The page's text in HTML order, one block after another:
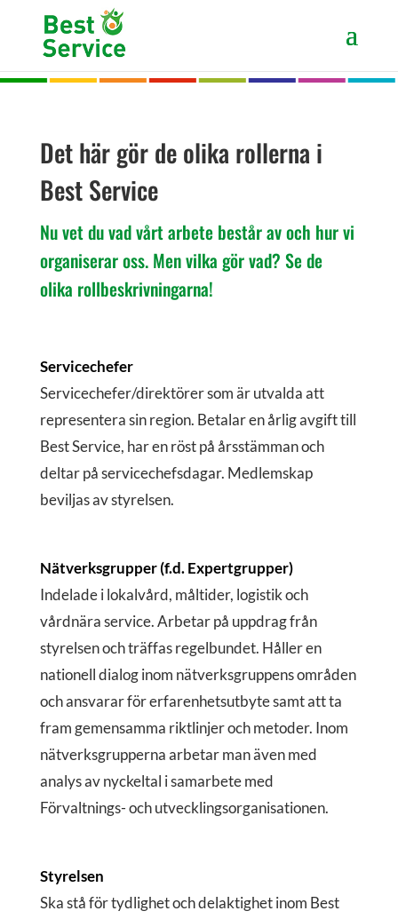
Det här gör de olika rollerna i
Best Service
Nu vet du vad vårt arbete består av och hur vi
organiserar oss. Men vilka gör vad? Se de
olika rollbeskrivningarna!
Servicechefer
Servicechefer/direktörer som är utvalda att
representera sin region. Betalar en årlig avgift till
Best Service, har en röst på årsstämman och
deltar på servicechefsdagar. Medlemskap
beviljas av styrelsen.
Nätverksgrupper (f.d. Expertgrupper)
Indelade i lokalvård, måltider, logistik och
vårdnära service. Arbetar på uppdrag från
styrelsen och träffas regelbundet. Håller en
nationell dialog inom nätverksgruppens områden
och ansvarar för erfarenhetsutbyte samt att ta
fram gemensamma riktlinjer och metoder. Inom
nätverksgrupperna arbetar man även med
analys av nyckeltal i samarbete med
Förvaltnings- och utvecklingsorganisationen.
Styrelsen
Ska stå för tydlighet och delaktighet inom Best